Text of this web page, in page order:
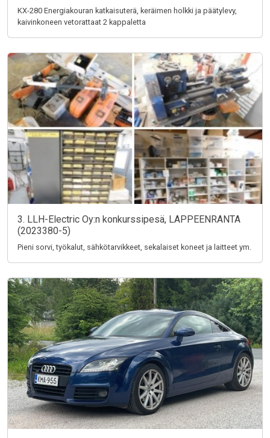
KX-280 Energiakouran katkaisuterä, keräimen holkki ja päätylevy,
kaivinkoneen vetorattaat 2 kappaletta
3. LLH-Electric Oy:n konkurssipesä, LAPPEENRANTA
(2023380-5)
Pieni sorvi, työkalut, sähkötarvikkeet, sekalaiset koneet ja laitteet ym.